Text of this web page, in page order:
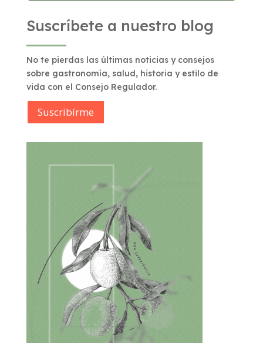
Suscríbete a nuestro blog
No te pierdas las últimas noticias y consejos
sobre gastronomía, salud, historia y estilo de
vida con el Consejo Regulador.
Suscribírme